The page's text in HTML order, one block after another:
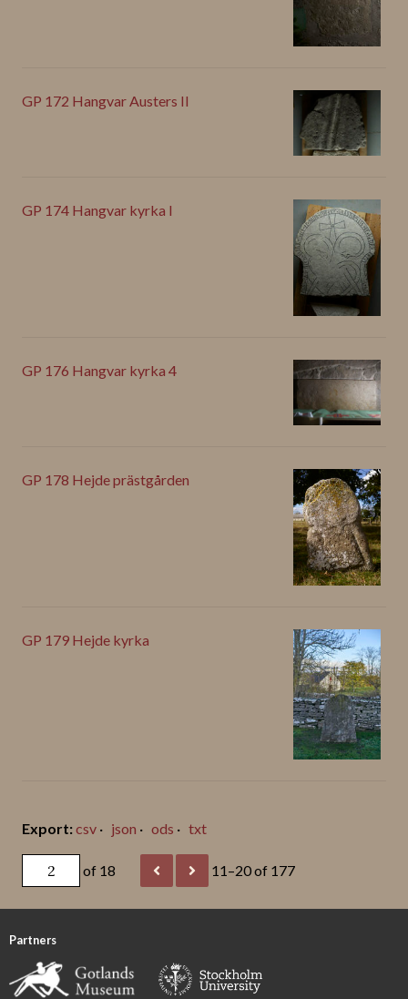
GP 172 Hangvar Austers II
GP 174 Hangvar kyrka I
GP 176 Hangvar kyrka 4
GP 178 Hejde prästgården
GP 179 Hejde kyrka
csv json ods txt
of 18 11–20 of 177
Partners